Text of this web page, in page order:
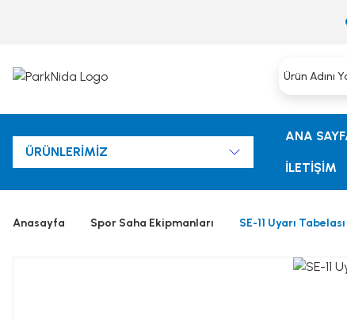
ÜRÜNLERİMİZ
ANA
İLETİŞİM
Anasayfa Spor Saha Ekipmanları SE-11 Uyarı Tabelası